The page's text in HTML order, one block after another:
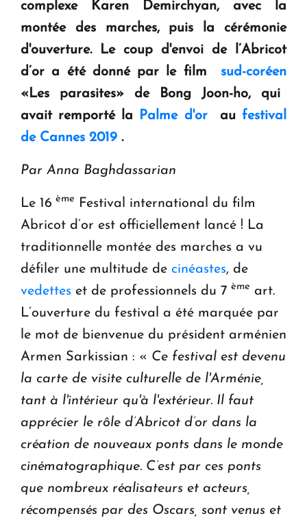
Le premier hôtel Hyatt Regency d'Arménie
ouvrira ses portes à Dilijan
complexe Karen Demirchyan, avec la
montée des marches, puis la cérémonie
d'ouverture. Le coup d'envoi de l’Abricot
d’or a été donné par le film sud-coréen
«Les parasites» de Bong Joon-ho, qui
avait remporté la
Palme d'oraufestival
de Cannes 2019 .
Par Anna Baghdassarian
Le 16 ème
Festival international du film
Abricot d’or est officiellement lancé ! La
traditionnelle montée des marches a vu
défiler une multitude de cinéastes, de
vedettes et de professionnels du 7 ème art.
L’ouverture du festival a été marquée par
le mot de bienvenue du président arménien
Armen Sarkissian : « Ce festival est devenu
la carte de visite culturelle de l'Arménie,
tant à l'intérieur qu'à l'extérieur. Il faut
apprécier le rôle d’Abricot d’or dans la
création de nouveaux ponts dans le monde
cinématographique. C’est par ces ponts
que nombreux réalisateurs et acteurs,
récompensés par des Oscars, sont venus et